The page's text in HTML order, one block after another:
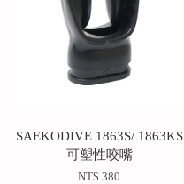
SAEKODIVE 1863S/ 1863KS
可塑性咬嘴
NT$ 380